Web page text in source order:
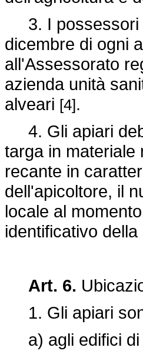
3. I possessori
dicembre di ogni
all'Assessorato
azienda unità
alveari [4].
4. Gli apiari
targa in materiale
recante in
dell'apicoltore, il
locale al
identificativo
Art. 6.
1. Gli apiari
a) agli edifici di